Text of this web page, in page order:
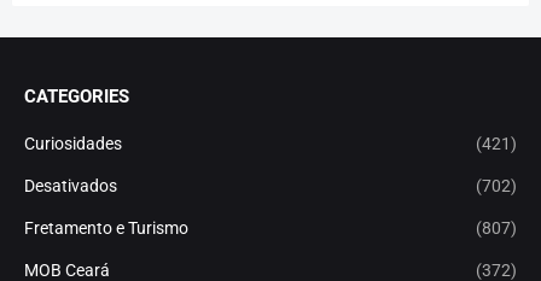
CATEGORIES
Curiosidades (421)
Desativados (702)
Fretamento e Turismo (807)
MOB Ceará (372)